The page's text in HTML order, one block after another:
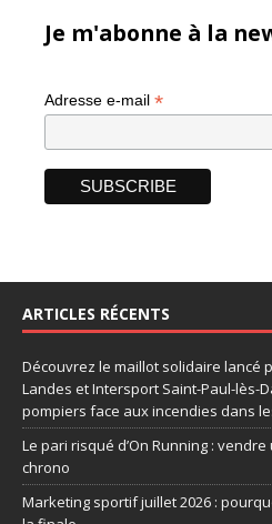
Je m'abonne à la
Adresse e-mail *
ARTICLES RÉCENTS
Découvrez le maillot solidaire lancé
Landes et Intersport Saint-Paul-lès-
pompiers face aux incendies dans
Le pari risqué d’On Running :
chrono
Marketing sportif juillet 2026 :